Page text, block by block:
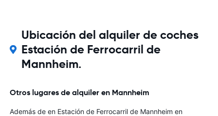
Ubicación del alquiler de coches
Estación de Ferrocarril de
Mannheim.
Otros lugares de alquiler en Mannheim
Además de en Estación de Ferrocarril de Mannheim en